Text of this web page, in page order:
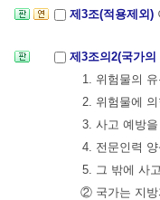
제3조(적용제외)
제3조의2(국가
1. 위험물의
2. 위험물에
3. 사고 예방
4. 전문인력
5. 그 밖에 사
② 국가는 지방